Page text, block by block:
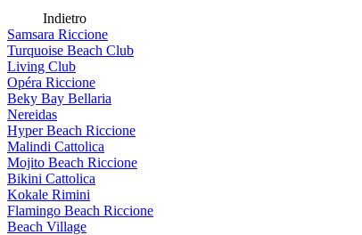
Indietro
Samsara Riccione
Turquoise Beach Club
Living Club
Opéra Riccione
Beky Bay Bellaria
Nereidas
Hyper Beach Riccione
Malindi Cattolica
Mojito Beach Riccione
Bikini Cattolica
Kokale Rimini
Flamingo Beach Riccione
Beach Village